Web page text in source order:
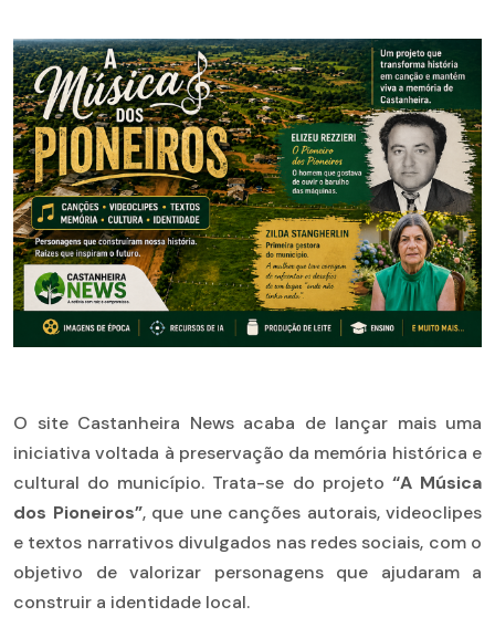
O site Castanheira News acaba de lançar mais uma
iniciativa voltada à preservação da memória histórica e
cultural do município. Trata-se do projeto “A Música
dos Pioneiros”, que une canções autorais, videoclipes
e textos narrativos divulgados nas redes sociais, com o
objetivo de valorizar personagens que ajudaram a
construir a identidade local.